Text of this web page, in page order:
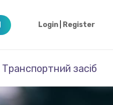
Login Register
Транспортний засіб